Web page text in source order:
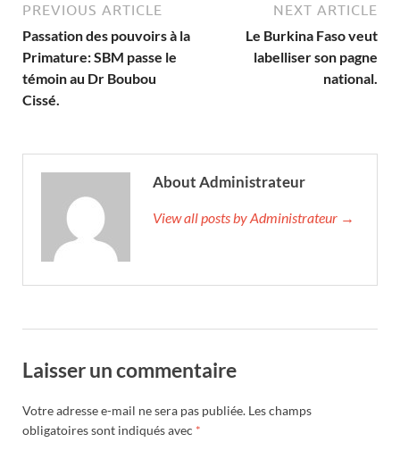
PREVIOUS ARTICLE
Passation des pouvoirs à la
Primature: SBM passe le
témoin au Dr Boubou
Cissé.
NEXT ARTICLE
Le Burkina Faso veut
labelliser son pagne
national.
About Administrateur
View all posts by Administrateur →
Laisser un commentaire
Votre adresse e-mail ne sera pas publiée. Les champs
obligatoires sont indiqués avec *